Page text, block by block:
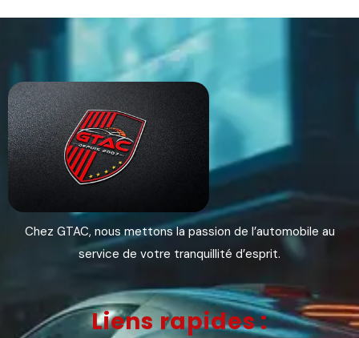
Chez GTAC, nous mettons la passion de l’automobile au
service de votre tranquillité d’esprit.
Liens rapides :